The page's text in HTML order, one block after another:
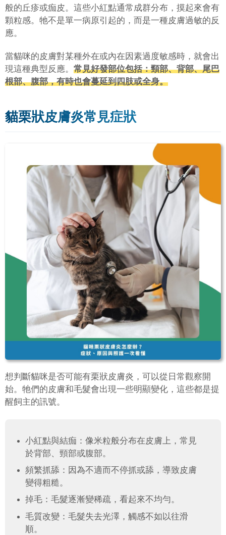
般的丘疹或痂皮。這些小紅點通常成群分布，摸起來會有
顆粒感。牠不是單一病原引起的，而是一種皮膚過敏的反
應。
當貓咪的皮膚對某種外在或內在因素過度敏感時，就會出
現這種典型反應。 常見好發部位包括：頸部、背部、尾巴
根部、腹部，有時也會蔓延到四肢或全身。
貓栗狀皮膚炎常見症狀
想判斷貓咪是否可能有栗狀皮膚炎，可以從日常觀察開
始。牠們的皮膚和毛髮會出現一些明顯變化，這些都是提
醒飼主的訊號。
小紅點與結痂：像米粒般分布在皮膚上，常見
於背部、頸部或腹部。
頻繁抓舔：因為不適而不停抓或舔，導致皮膚
變得粗糙。
掉毛：毛髮逐漸變稀疏，看起來不均勻。
毛質改變：毛髮失去光澤，觸感不如以往滑
順。